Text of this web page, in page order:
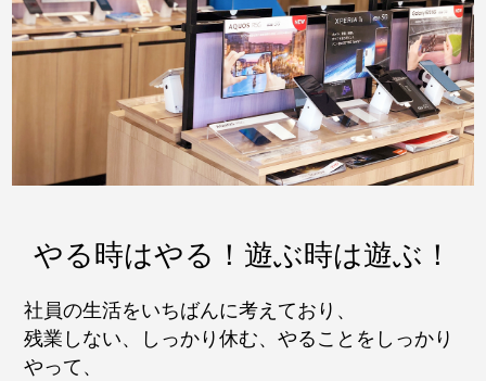
やる時はやる！遊ぶ時は遊ぶ！
社員の生活をいちばんに考えており、
残業しない、しっかり休む、やることをしっかり
やって、